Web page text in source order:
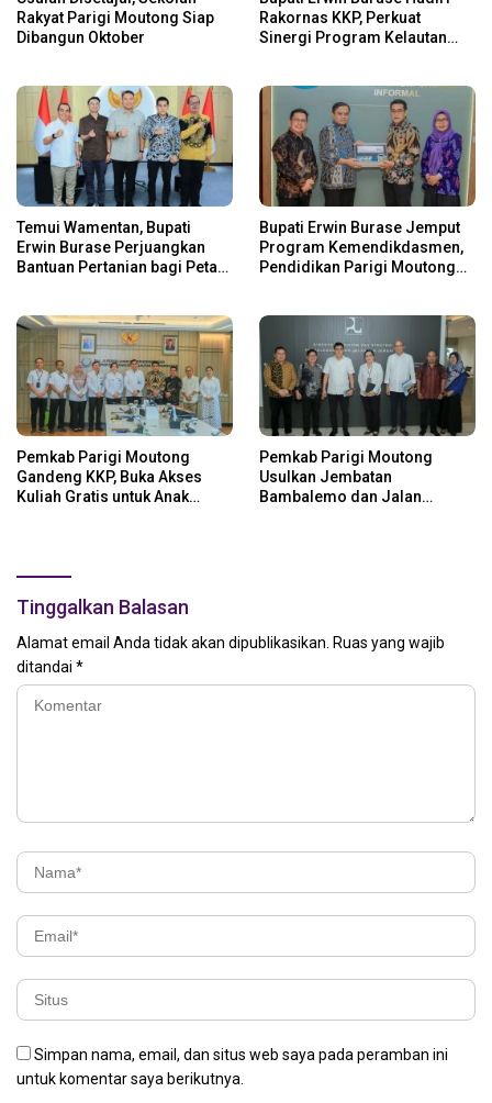
Rakyat Parigi Moutong Siap
Dibangun Oktober
Rakornas KKP, Perkuat
Sinergi Program Kelautan
Temui Wamentan, Bupati
Erwin Burase Perjuangkan
Bantuan Pertanian bagi Petani
Bupati Erwin Burase Jemput
Program Kemendikdasmen,
Pendidikan Parigi Moutong
Pemkab Parigi Moutong
Gandeng KKP, Buka Akses
Kuliah Gratis untuk Anak
Pemkab Parigi Moutong
Usulkan Jembatan
Bambalemo dan Jalan
Tinggalkan Balasan
Alamat email Anda tidak akan dipublikasikan. Ruas yang wajib
ditandai *
Simpan nama, email, dan situs web saya pada peramban ini
untuk komentar saya berikutnya.